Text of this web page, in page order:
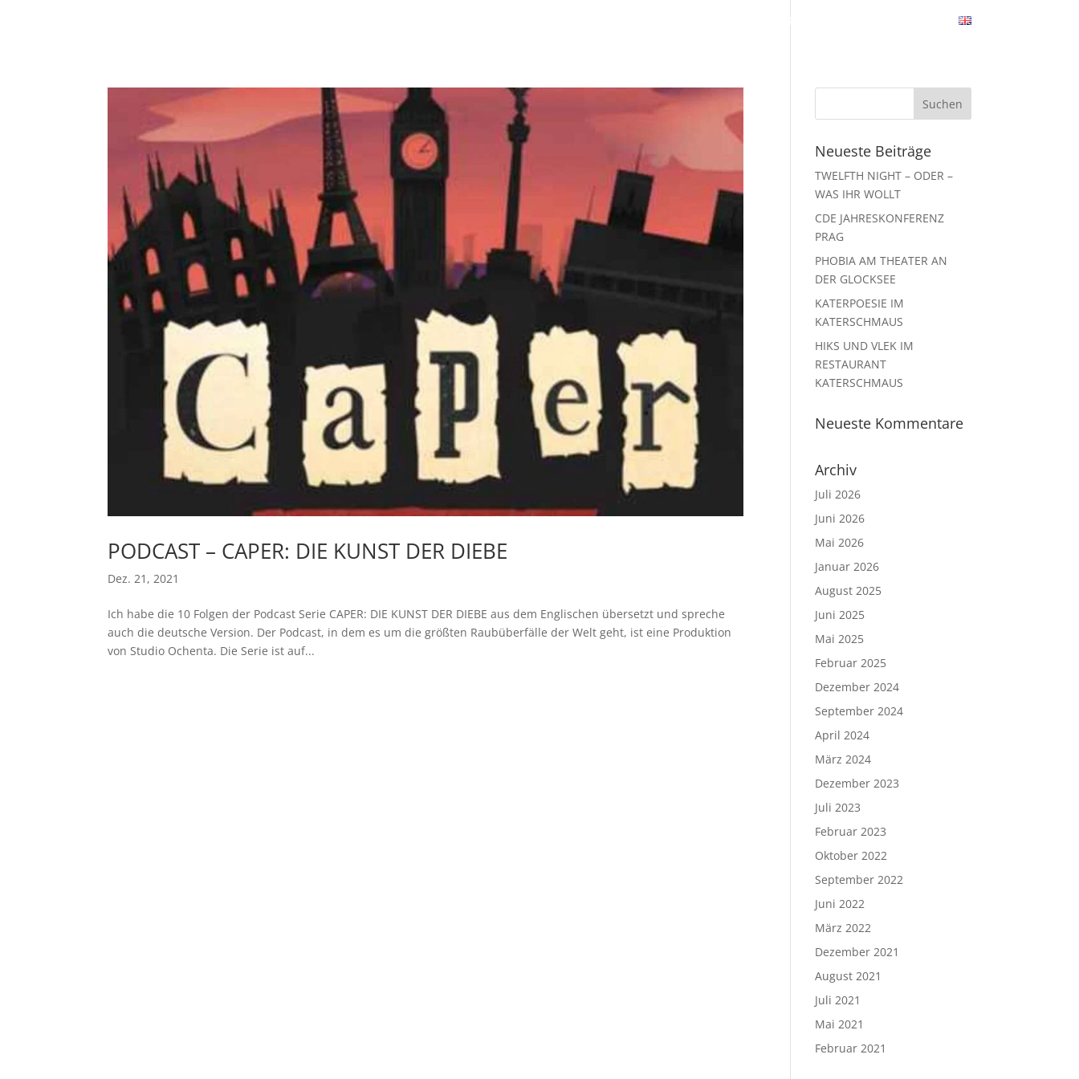
PROMOTION
PODCAST – CAPER: DIE KUNST DER DIEBE
Dez. 21, 2021
Ich habe die 10 Folgen der Podcast Serie CAPER: DIE KUNST DER DIEBE aus dem Englischen übersetzt und spreche
auch die deutsche Version. Der Podcast, in dem es um die größten Raubüberfälle der Welt geht, ist eine Produktion
von Studio Ochenta. Die Serie ist auf...
Neueste Beiträge
TWELFTH NIGHT – ODER –
WAS IHR WOLLT
CDE JAHRESKONFERENZ
PRAG
PHOBIA AM THEATER AN
DER GLOCKSEE
KATERPOESIE IM
KATERSCHMAUS
HIKS UND VLEK IM
RESTAURANT
KATERSCHMAUS
Neueste Kommentare
Archiv
Juli 2026
Juni 2026
Mai 2026
Januar 2026
August 2025
Juni 2025
Mai 2025
Februar 2025
Dezember 2024
September 2024
April 2024
März 2024
Dezember 2023
Juli 2023
Februar 2023
Oktober 2022
September 2022
Juni 2022
März 2022
Dezember 2021
August 2021
Juli 2021
Mai 2021
Februar 2021